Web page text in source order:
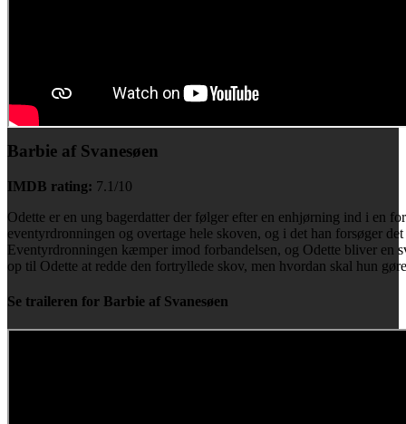
Barbie af Svanesøen
IMDB rating: 7.1/10
Odette er en ung bagerdatter der følger efter en enhjørning ind i en
eventyrdronningen og overtage hele skoven, og i det han forsøger
Eventyrdronningen kæmper imod forbandelsen, og Odette bliver en
op til Odette at redde den fortryllede skov, men hvordan skal hun
Se traileren for Barbie af Svanesøen